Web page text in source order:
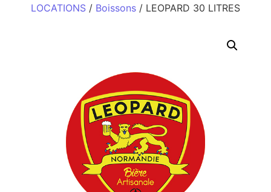
LOCATIONS / Boissons / LEOPARD 30 LITRES